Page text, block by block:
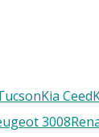
Kia Ceed
3008